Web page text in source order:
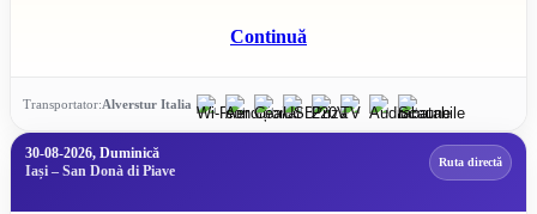
Continuă
Transportator:Alverstur Italia
30-08-2026, Duminică
Iași – San Donà di Piave
Ruta directă